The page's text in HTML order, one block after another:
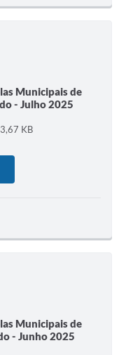
Municipais de
- Julho 2025
KB
Municipais de
- Junho 2025